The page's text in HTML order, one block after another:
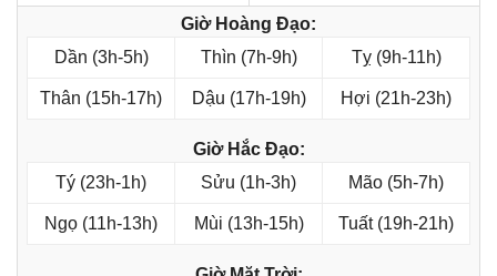
Giờ Hoàng Đạo:
Dần (3h-5h)
Thìn (7h-9h) Tỵ (9h-11h)
Thân (15h-17h) Dậu (17h-19h) Hợi (21h-23h)
Giờ Hắc Đạo:
Tý (23h-1h)
Sửu (1h-3h) Mão (5h-7h)
Ngọ (11h-13h) Mùi (13h-15h) Tuất (19h-21h)